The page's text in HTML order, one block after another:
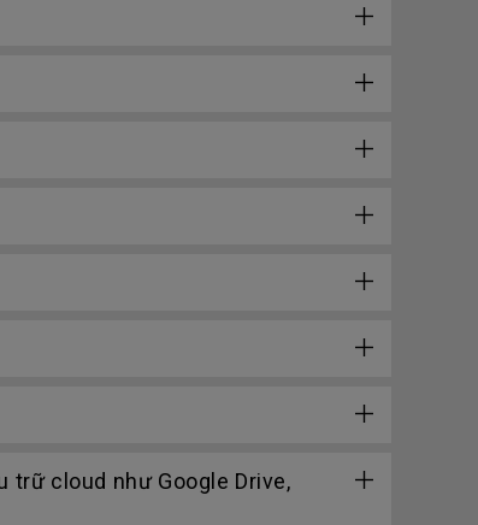
trữ cloud như Google Drive,